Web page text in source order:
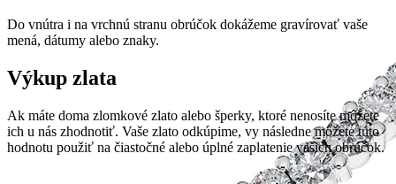
Do vnútra i na vrchnú stranu obrúčok dokážeme gravírovať vaše
mená, dátumy alebo znaky.
Výkup zlata
Ak máte doma zlomkové zlato alebo šperky, ktoré nenosíte môžete
ich u nás zhodnotiť. Vaše zlato odkúpime, vy následne môžete túto
hodnotu použiť na čiastočné alebo úplné zaplatenie vašich obrúčok.